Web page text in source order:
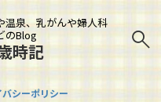
温泉、乳がんや婦人科
のBlog
時記
バシーポリシー